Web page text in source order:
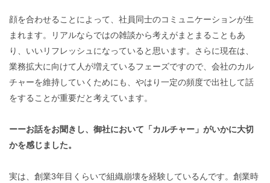
顔を合わせることによって、社員同士のコミュニケーションが生
まれます。リアルならではの雑談から考えがまとまることもあ
り、いいリフレッシュになっていると思います。さらに現在は、
業務拡大に向けて人が増えているフェーズですので、会社のカル
チャーを維持していくためにも、やはり一定の頻度で出社して話
をすることが重要だと考えています。
ーーお話をお聞きし、御社において「カルチャー」がいかに大切
かを感じました。
実は、創業3年目くらいで組織崩壊を経験しているんです。創業時